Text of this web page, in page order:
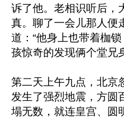
诉了他。老相识听后，
真。聊了一会儿那人便
道：“他身上也带着枷
孩惊奇的发现俩个堂兄
第二天上午九点，北京
发生了强烈地震，方圆
塌无数，就连皇宫、圆